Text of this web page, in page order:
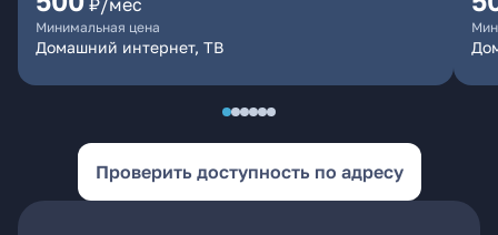
₽/мес
Минимальная цена
Домашний интернет, ТВ
Проверить доступность по адресу